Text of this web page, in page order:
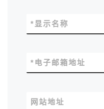
显示名称
*
电子邮箱地址
*
网站地址